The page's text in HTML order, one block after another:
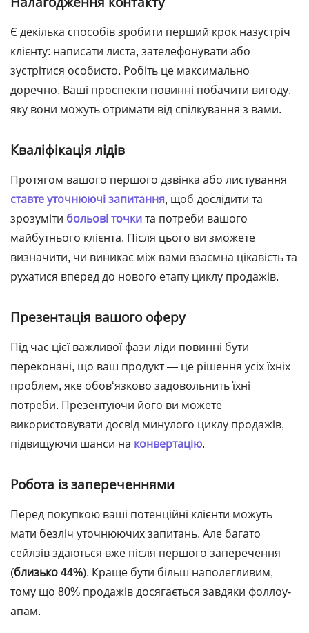
Є декілька способів зробити перший крок назустріч
клієнту: написати листа, зателефонувати або
зустрітися особисто. Робіть це максимально
доречно. Ваші проспекти повинні побачити вигоду,
яку вони можуть отримати від спілкування з вами.
Кваліфікація лідів
Протягом вашого першого дзвінка або листування
ставте уточнюючі запитання, щоб дослідити та
зрозуміти больові точкита потреби вашого
майбутнього клієнта. Після цього ви зможете
визначити, чи виникає між вами взаємна цікавість та
рухатися вперед до нового етапу циклу продажів.
Презентація вашого оферу
Під час цієї важливої фази ліди повинні бути
переконані, що ваш продукт — це рішення усіх їхніх
проблем, яке обов‘язково задовольнить їхні
потреби. Презентуючи його ви можете
використовувати досвід минулого циклу продажів,
підвищуючи шанси на конвертацію.
Робота із запереченнями
Перед покупкою ваші потенційні клієнти можуть
мати безліч уточнюючих запитань. Але багато
сейлзів здаються вже після першого заперечення
(близько 44%). Краще бути більш наполегливим,
тому що 80% продажів досягається завдяки фоллоу-
апам.